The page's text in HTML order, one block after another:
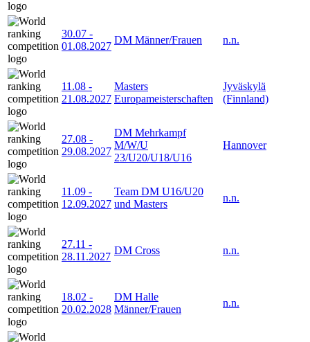
30.07 -
01.08.2027
DM Männer/Frauen n.n.
11.08 -
21.08.2027
Masters
Europameisterschaften
Jyväskylä
(Finnland)
27.08 -
29.08.2027
DM Mehrkampf
M/W/U
23/U20/U18/U16
Hannover
11.09 -
12.09.2027
Team DM U16/U20
und Masters
n.n.
27.11 -
28.11.2027
DM Cross n.n.
18.02 -
20.02.2028
DM Halle
Männer/Frauen
n.n.